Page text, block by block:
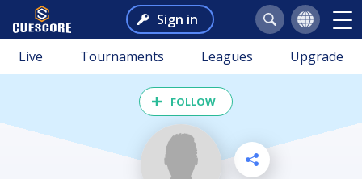
Sign in
Live Tournaments Leagues Upgrade
FOLLOW